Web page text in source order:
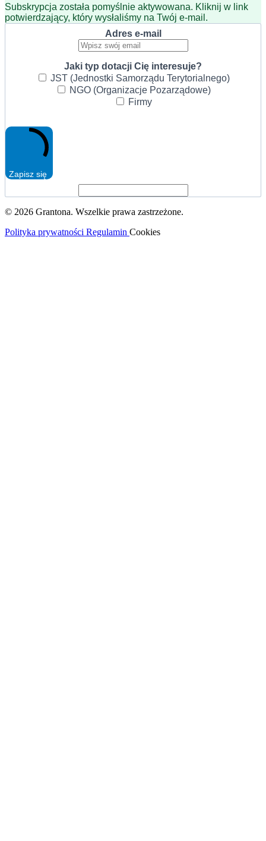
Subskrypcja została pomyślnie aktywowana. Kliknij w link
potwierdzający, który wysłaliśmy na Twój e-mail.
Adres e-mail
Jaki typ dotacji Cię interesuje?
JST (Jednostki Samorządu Terytorialnego)
NGO (Organizacje Pozarządowe)
Firmy
Zapisz się
© 2026 Grantona. Wszelkie prawa zastrzeżone.
Polityka prywatności Regulamin Cookies